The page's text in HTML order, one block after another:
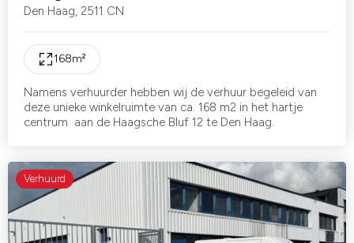
Den Haag, 2511 CN
168m²
Namens verhuurder hebben wij de verhuur begeleid van
deze unieke winkelruimte van ca. 168 m2 in het hartje
centrum aan de Haagsche Bluf 12 te Den Haag.
Verhuurd